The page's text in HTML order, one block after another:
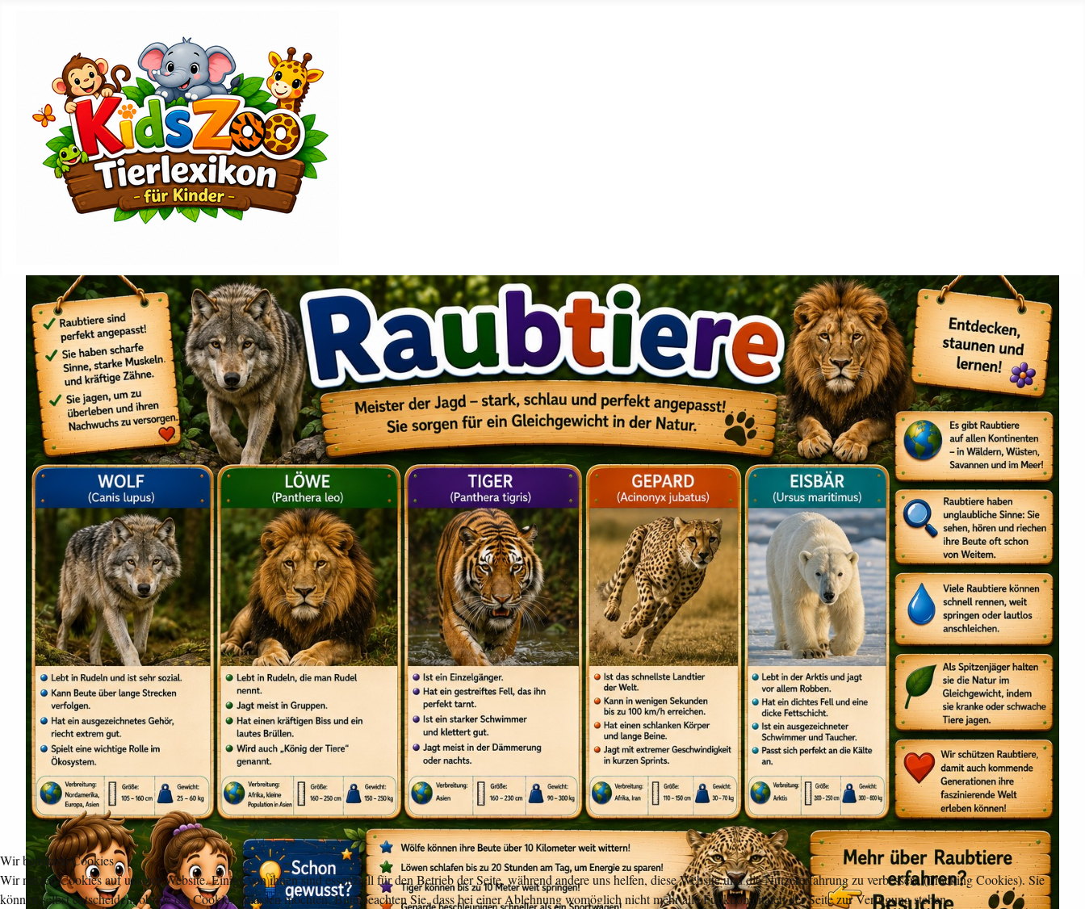
Wir benutzen Cookies
Wir nutzen Cookies auf unserer Website. Einige von ihnen sind essenziell für den Betrieb der Seite, während andere uns helfen, diese Website und die Nutzererfahrung zu verbessern (Tracking Cookies). Sie
können selbst entscheiden, ob Sie die Cookies zulassen möchten. Bitte beachten Sie, dass bei einer Ablehnung womöglich nicht mehr alle Funktionalitäten der Seite zur Verfügung stehen.